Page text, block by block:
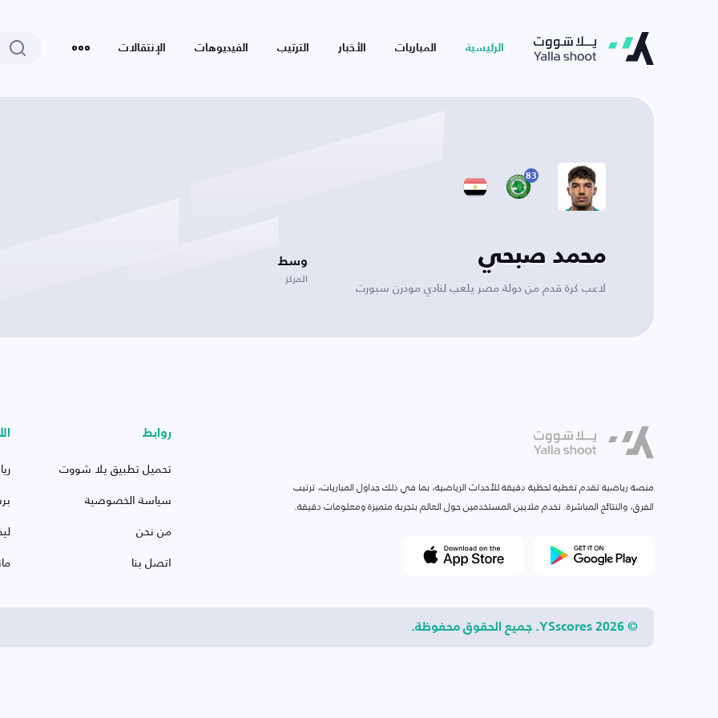
الرئيسية المباريات الأخبار الترتيب الفيديوهات الإنتقالات
83
محمد صبحي
لاعب كرة قدم من دولة مصر يلعب لنادي مودرن سبورت
وسط
المركز
منصة رياضية تقدم تغطية لحظية دقيقة للأحداث الرياضية، بما في ذلك جداول المباريات، ترتيب
الفرق، والنتائج المباشرة. نخدم ملايين المستخدمين حول العالم بتجربة متميزة ومعلومات دقيقة.
روابط
تحميل تطبيق يلا شووت
سياسة الخصوصية
من نحن
اتصل بنا
© 2026 YSscores. جميع الحقوق محفوظة.